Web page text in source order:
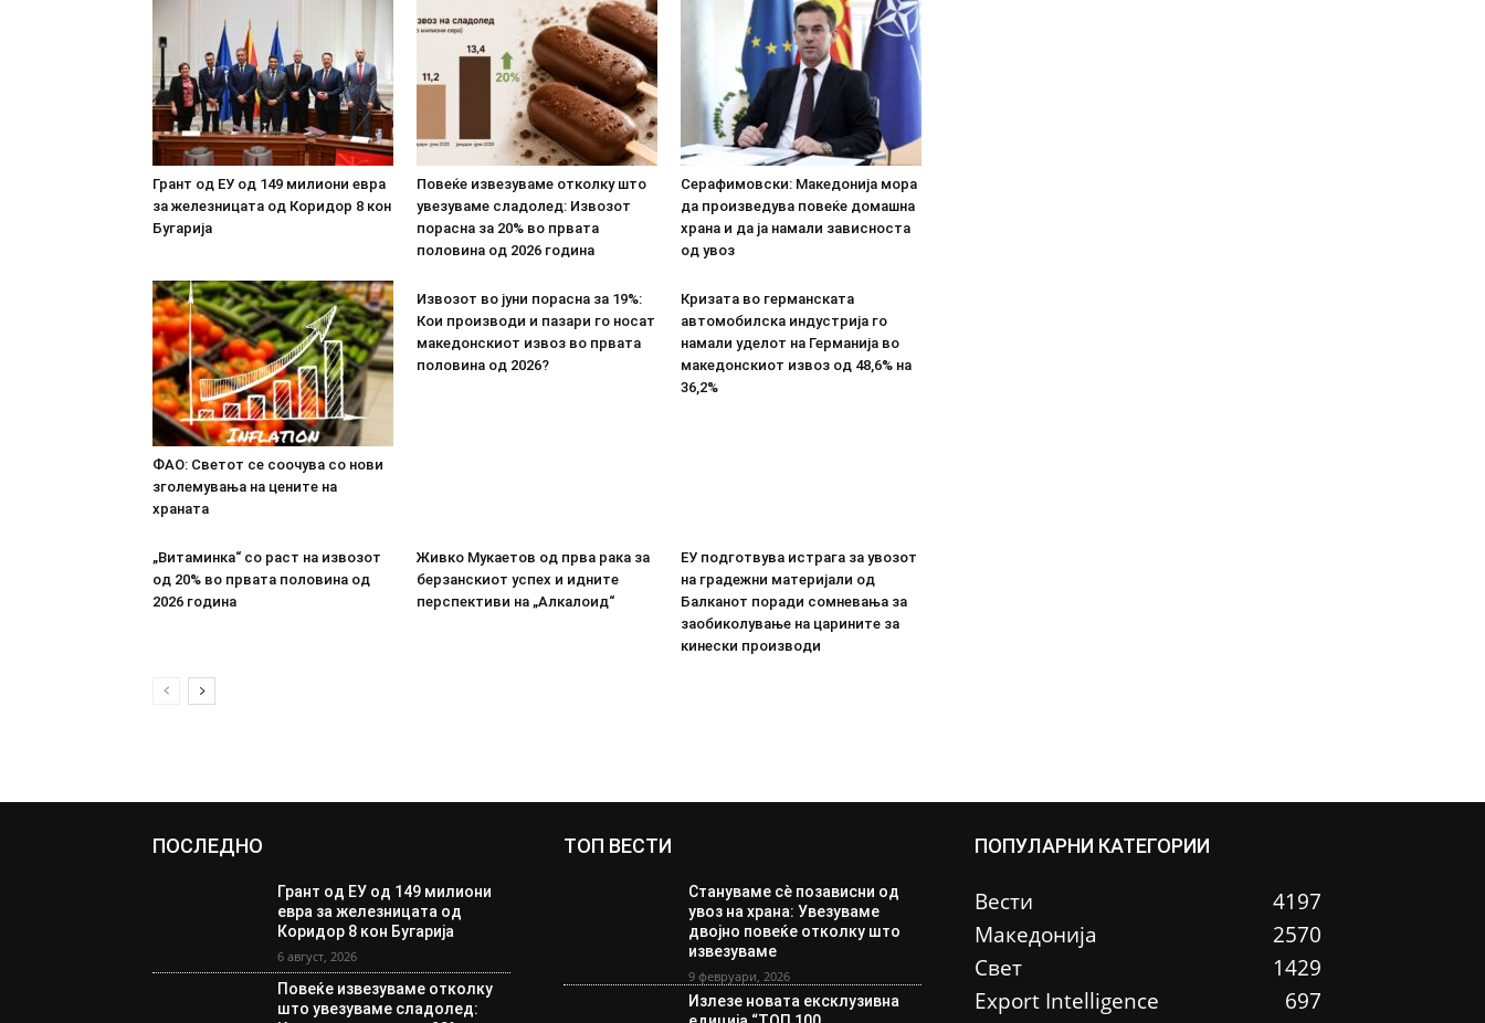
Грант од ЕУ од 149 милиони евра
за железницата од Коридор 8 кон
Бугарија
Повеќе извезуваме отколку што
увезуваме сладолед: Извозот
порасна за 20% во првата
половина од 2026 година
Серафимовски: Македонија мора
да произведува повеќе домашна
храна и да ја намали зависноста
од увоз
ФАО: Светот се соочува со нови
зголемувања на цените на
храната
Извозот во јуни порасна за 19%:
Кои производи и пазари го носат
македонскиот извоз во првата
половина од 2026?
Кризата во германската
автомобилска индустрија го
намали уделот на Германија во
македонскиот извоз од 48,6% на
36,2%
„Витаминка“ со раст на извозот
од 20% во првата половина од
2026 година
Живко Мукаетов од прва рака за
берзанскиот успех и идните
перспективи на „Алкалоид“
ЕУ подготвува истрага за увозот
на градежни материјали од
Балканот поради сомневања за
заобиколување на царините за
кинески производи
ПОСЛЕДНО
Грант од ЕУ од 149 милиони
евра за железницата од
Коридор 8 кон Бугарија
6 август, 2026
Повеќе извезуваме отколку
што увезуваме сладолед:
ТОП ВЕСТИ
Стануваме сè позависни од
увоз на храна: Увезуваме
двојно повеќе отколку што
извезуваме
9 февруари, 2026
Излезе новата ексклузивна
ПОПУЛАРНИ КАТЕГОРИИ
Вести
4197
Македонија
2570
Свет
1429
Еxport Intelligence
697